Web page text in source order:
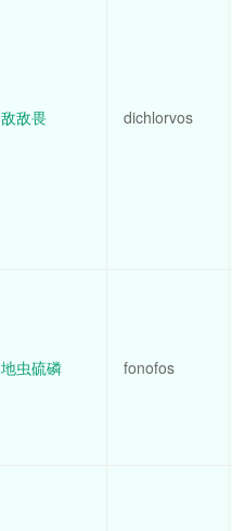
敌敌畏 dichlorvos
地虫硫磷 fonofos